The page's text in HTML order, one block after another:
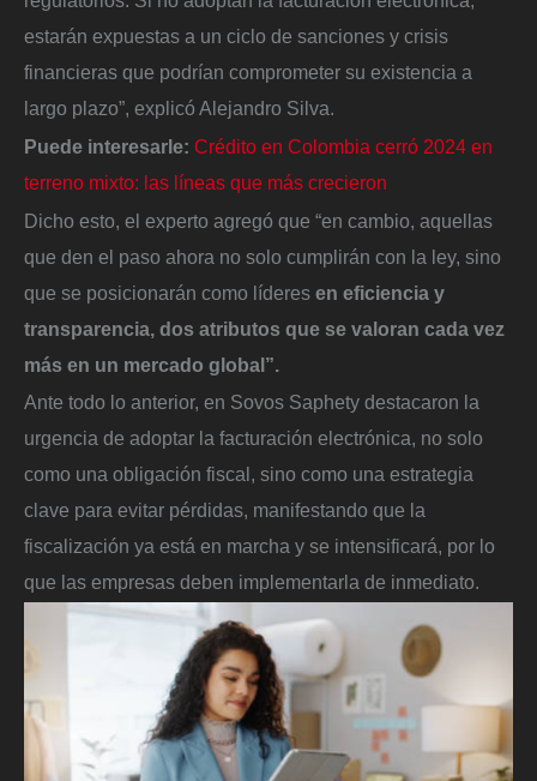
estarán expuestas a un ciclo de sanciones y crisis
financieras que podrían comprometer su existencia a
largo plazo”, explicó Alejandro Silva.
Puede interesarle: Crédito en Colombia cerró 2024 en
terreno mixto: las líneas que más crecieron
Dicho esto, el experto agregó que “en cambio, aquellas
que den el paso ahora no solo cumplirán con la ley, sino
que se posicionarán como líderes en eficiencia y
transparencia, dos atributos que se valoran cada vez
más en un mercado global”.
Ante todo lo anterior, en Sovos Saphety destacaron la
urgencia de adoptar la facturación electrónica, no solo
como una obligación fiscal, sino como una estrategia
clave para evitar pérdidas, manifestando que la
fiscalización ya está en marcha y se intensificará, por lo
que las empresas deben implementarla de inmediato.